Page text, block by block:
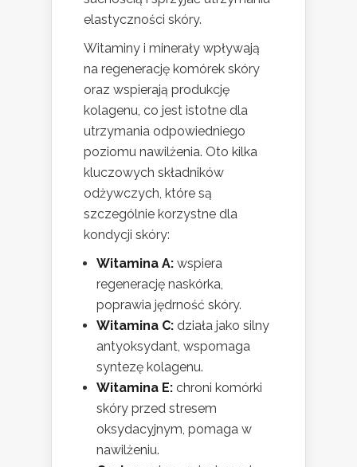
elastyczności skóry.
Witaminy i minerały wpływają
na regenerację komórek skóry
oraz wspierają produkcję
kolagenu, co jest istotne dla
utrzymania odpowiedniego
poziomu nawilżenia. Oto kilka
kluczowych składników
odżywczych, które są
szczególnie korzystne dla
kondycji skóry:
Witamina A: wspiera
regenerację naskórka,
poprawia jędrność skóry.
Witamina C: działa jako silny
antyoksydant, wspomaga
syntezę kolagenu.
Witamina E: chroni komórki
skóry przed stresem
oksydacyjnym, pomaga w
nawilżeniu.